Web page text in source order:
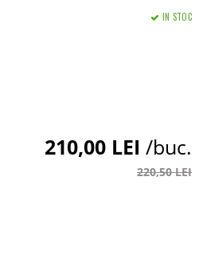
IN STOC
210,00 LEI /buc.
220,50 LEI